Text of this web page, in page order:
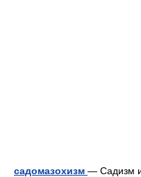
садомазохизм — Садизм